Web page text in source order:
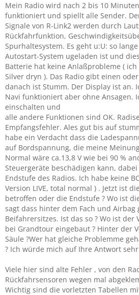
Mein Radio wird nach 2 bis 10
funktioniert und spiellt alle Sender.
Signale von R-Link2 werden durch
Rückfahrfunktion,
Spurhaltesystem. Es geht u:U: so
Autostart-System ugeladen ist und
Batterie hat keine Anlaßprobleme ( ich
Silver dryn ). Das Radio gibt einen
danach ist Stumm. Der Display ist an.
Navi funktioniert aber ohne Ansagen.
einschalten und
alle andere Funktionen sind OK.
Empfangsfehler. Ales gut bis auf
habe ein Verdacht dass die
auf Bordspannung, die meine
Normal wäre ca.13,8 V wie bei 90 %
Steuergeräte beschädigen kann,
Endstufe des Radios. Ich habe keine
Version LIVE, total normal ) . Jetzt ist
betroffen oder die Endstufe ? Wo ist
sagt dass hinter dem Fach und Airbag
Beifahrersitzes. Ist das so ? Wo ist der
bei Grandtour eingebaut ? Hinter der
Säule ?Wer hat gleiche Problemme
? Ich würde mich auf Ihre Antwort
Viele hier sind alte Fehler , von den
Rückfahrsensoren wegen mal
Wichtig sind die vorletzten Tabellen